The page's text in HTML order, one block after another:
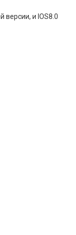
версии, и IOS8.0